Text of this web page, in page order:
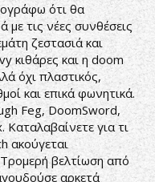
ότι θα
με τις νέες συνθέσεις
ζεστασιά και
κιθάρες και η doom
όχι πλαστικός,
και επικά φωνητικά.
Feg, DoomSword,
για τι
ακούγεται
βελτίωση από
αρκετά